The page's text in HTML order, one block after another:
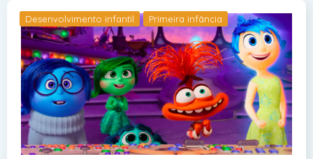
Desenvolvimento infantil Primeira infância